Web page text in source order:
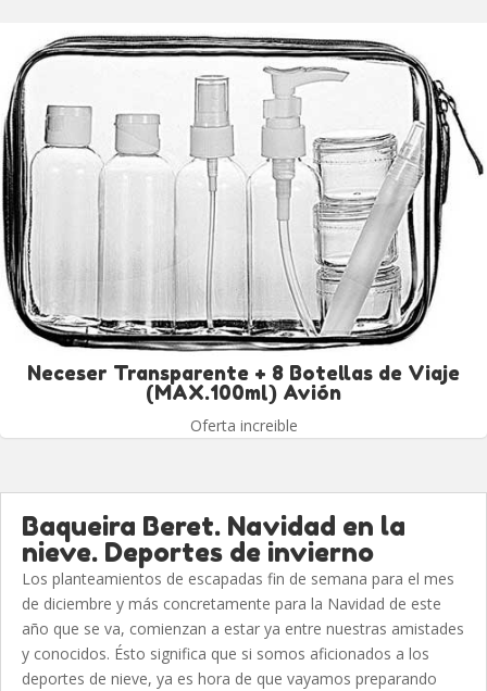
Neceser Transparente + 8 Botellas de Viaje
(MAX.100ml) Avión
Oferta increible
Baqueira Beret. Navidad en la
nieve. Deportes de invierno
Los planteamientos de escapadas fin de semana para el mes
de diciembre y más concretamente para la Navidad de este
año que se va, comienzan a estar ya entre nuestras amistades
y conocidos. Ésto significa que si somos aficionados a los
deportes de nieve, ya es hora de que vayamos preparando